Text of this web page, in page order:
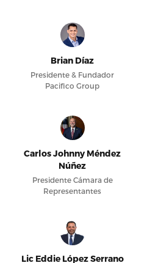
Brian Díaz
Presidente & Fundador
Pacifico Group
Carlos Johnny Méndez
Núñez
Presidente Cámara de
Representantes
Lic Eddie López Serrano